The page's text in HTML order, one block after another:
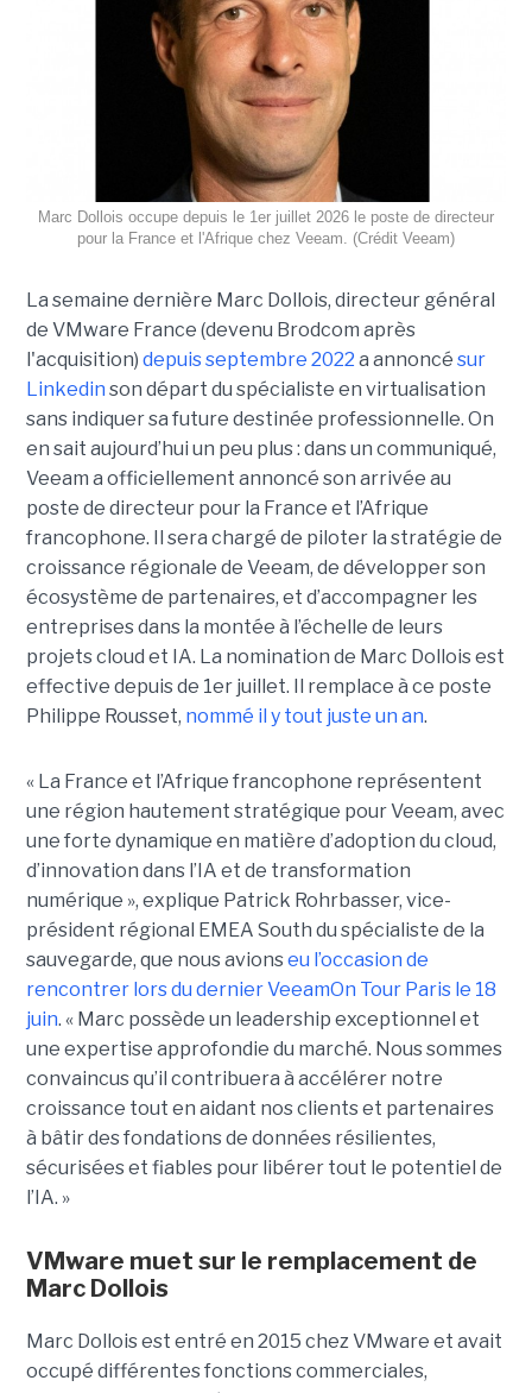
Marc Dollois occupe depuis le 1er juillet 2026 le poste de directeur
pour la France et l'Afrique chez Veeam. (Crédit Veeam)
La semaine dernière Marc Dollois, directeur général
de VMware France (devenu Brodcom après
l'acquisition) depuis septembre 2022 a annoncé sur
Linkedin son départ du spécialiste en virtualisation
sans indiquer sa future destinée professionnelle. On
en sait aujourd’hui un peu plus : dans un communiqué,
Veeam a officiellement annoncé son arrivée au
poste de directeur pour la France et l’Afrique
francophone. Il sera chargé de piloter la stratégie de
croissance régionale de Veeam, de développer son
écosystème de partenaires, et d’accompagner les
entreprises dans la montée à l’échelle de leurs
projets cloud et IA. La nomination de Marc Dollois est
effective depuis de 1er juillet. Il remplace à ce poste
Philippe Rousset, nommé il y tout juste un an.
« La France et l’Afrique francophone représentent
une région hautement stratégique pour Veeam, avec
une forte dynamique en matière d’adoption du cloud,
d’innovation dans l’IA et de transformation
numérique », explique Patrick Rohrbasser, vice-
président régional EMEA South du spécialiste de la
sauvegarde, que nous avionseu l’occasion de
rencontrer lors du dernier VeeamOn Tour Paris le 18
juin. « Marc possède un leadership exceptionnel et
une expertise approfondie du marché. Nous sommes
convaincus qu’il contribuera à accélérer notre
croissance tout en aidant nos clients et partenaires
à bâtir des fondations de données résilientes,
sécurisées et fiables pour libérer tout le potentiel de
l’IA. »
VMware muet sur le remplacement de
Marc Dollois
Marc Dollois est entré en 2015 chez VMware et avait
occupé différentes fonctions commerciales,